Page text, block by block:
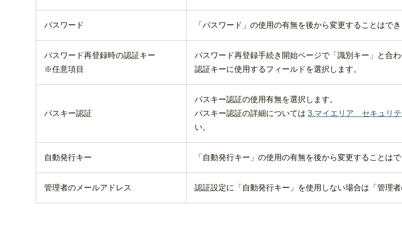
パスワード 「パスワード」の使用の有無を後から変更することはでき
パスワード再登録時の認証キー
※任意項目
パスワード再登録手続き開始ページで「識別キー」と合
認証キーに使用するフィールドを選択します。
パスキー認証
パスキー認証の使用有無を選択します。
パスキー認証の詳細については 3.マイエリア セキュリ
い。
自動発行キー 「自動発行キー」の使用の有無を後から変更することはで
管理者のメールアドレス 認証設定に「自動発行キー」を使用しない場合は「管理